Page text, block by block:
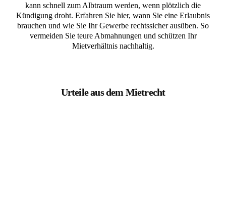
kann schnell zum Albtraum werden, wenn plötzlich die
Kündigung droht. Erfahren Sie hier, wann Sie eine Erlaubnis
brauchen und wie Sie Ihr Gewerbe rechtssicher ausüben. So
vermeiden Sie teure Abmahnungen und schützen Ihr
Mietverhältnis nachhaltig.
Urteile aus dem Mietrecht